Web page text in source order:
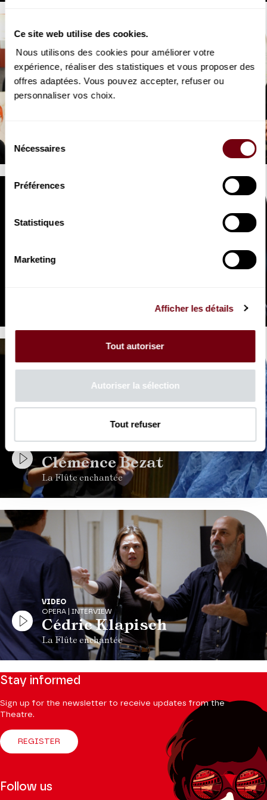
Ce site web utilise des cookies.
Nous utilisons des cookies pour améliorer votre
expérience, réaliser des statistiques et vous proposer des
offres adaptées. Vous pouvez accepter, refuser ou
personnaliser vos choix.
consentement
Nécessaires
Préférences
Statistiques
Marketing
Afficher les détails
Tout autoriser
Autoriser la sélection
Tout refuser
VIDEO
OPERA | COULISSES
Essayages costumes de La Flûte enchantée
VIDEO
Clémence Bezat
La Flûte enchantée
VIDEO
OPERA | INTERVIEW
Cédric Klapisch
La Flûte enchantée
Stay informed
Sign up for the newsletter to receive updates from the
Theatre.
REGISTER
Follow us